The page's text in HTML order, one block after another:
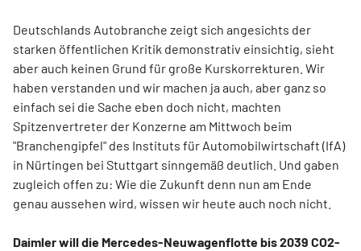
Deutschlands Autobranche zeigt sich angesichts der
starken öffentlichen Kritik demonstrativ einsichtig, sieht
aber auch keinen Grund für große Kurskorrekturen. Wir
haben verstanden und wir machen ja auch, aber ganz so
einfach sei die Sache eben doch nicht, machten
Spitzenvertreter der Konzerne am Mittwoch beim
"Branchengipfel" des Instituts für Automobilwirtschaft (IfA)
in Nürtingen bei Stuttgart sinngemäß deutlich. Und gaben
zugleich offen zu: Wie die Zukunft denn nun am Ende
genau aussehen wird, wissen wir heute auch noch nicht.
Daimler will die Mercedes-Neuwagenflotte bis 2039 CO2-